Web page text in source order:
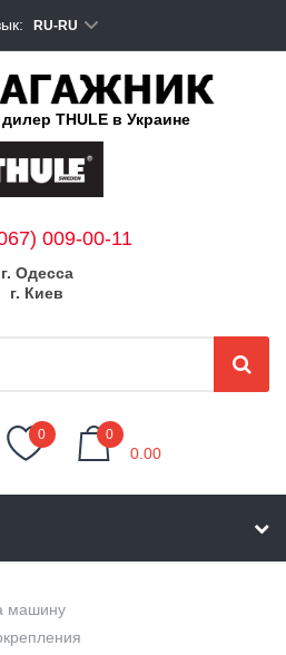
RU-RU
THULE в Украине
009-00-11
г. Одесса
г. Киев
0 0
0.00
машину